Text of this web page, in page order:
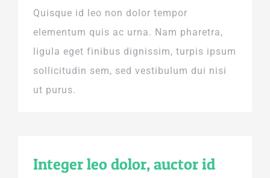
Quisque id leo non dolor tempor
elementum quis ac urna. Nam pharetra,
ligula eget finibus dignissim, turpis ipsum
sollicitudin sem, sed vestibulum dui nisi
ut purus.
Integer leo dolor, auctor id